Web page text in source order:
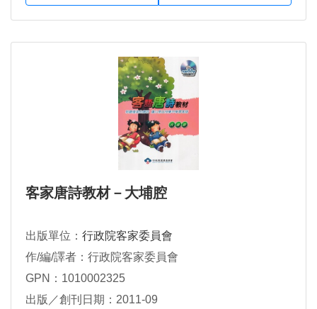
客家唐詩教材－大埔腔
出版單位： 行政院客家委員會
作/編/譯者：行政院客家委員會
GPN：1010002325
出版／創刊日期：2011-09